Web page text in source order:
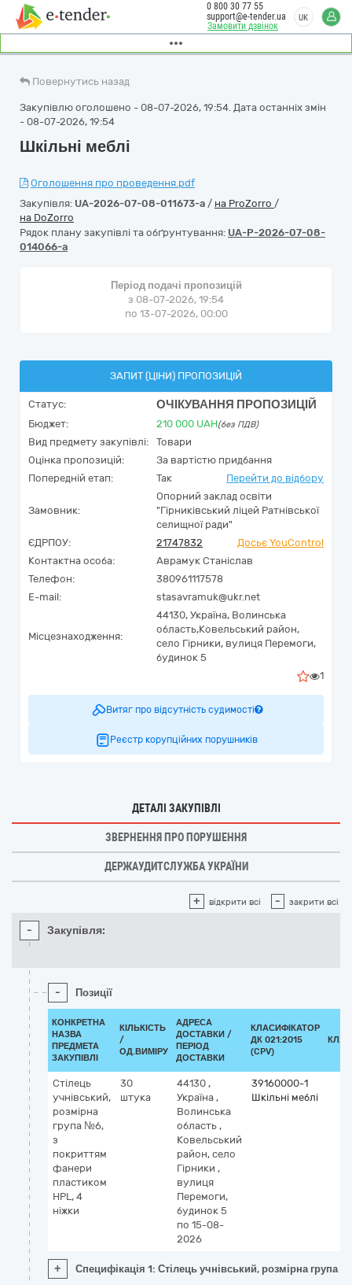
Замовити дзвінок
0 800 30 77 55
support@e-tender.ua
UK
Повернутись назад
Закупівлю оголошено - 08-07-2026, 19:54. Дата останніх змін
- 08-07-2026, 19:54
Шкільні меблі
Оголошення про проведення.pdf
Закупівля: UA-2026-07-08-011673-a / на ProZorro /
на DoZorro
Рядок плану закупівлі та обґрунтування: UA-P-2026-07-08-
014066-a
Період подачі пропозицій
з 08-07-2026, 19:54
по 13-07-2026, 00:00
ЗАПИТ (ЦІНИ) ПРОПОЗИЦІЙ
Статус: ОЧІКУВАННЯ ПРОПОЗИЦІЙ
Бюджет: 210 000 UAH(без ПДВ)
Вид предмету закупівлі:
Товари
Оцінка пропозицій:
За вартістю придбання
Попередній етап:
Так Перейти до відбору
Замовник:
Опорний заклад освіти
"Гірниківський ліцей Ратнівської
селищної ради"
ЄДРПОУ:
21747832
Досьє YouControl
Контактна особа:
Аврамук Станіслав
Телефон:
380961117578
E-mail:
stasavramuk@ukr.net
Місцезнаходження:
44130, Україна, Волинська
область,Ковельський район,
село Гірники, вулиця Перемоги,
будинок 5
1
Витяг про відсутність судимості
Реєстр корупційних порушників
ДЕТАЛІ ЗАКУПІВЛІ
ЗВЕРНЕННЯ ПРО ПОРУШЕННЯ
ДЕРЖАУДИТСЛУЖБА УКРАЇНИ
+ відкрити всі - закрити всі
- Закупівля:
- Позиції
КОНКРЕТНА
НАЗВА
ПРЕДМЕТА
ЗАКУПІВЛІ
КІЛЬКІСТЬ
/
ОД.ВИМІРУ
АДРЕСА
ДОСТАВКИ /
ПЕРІОД
ДОСТАВКИ
КЛАСИФІКАТОР
ДК 021:2015
(CPV)
Стілець
учнівський,
розмірна
група №6,
з
покриттям
фанери
пластиком
HPL, 4
ніжки
30
штука
44130 ,
Україна ,
Волинська
область ,
Ковельський
район, село
Гірники ,
вулиця
Перемоги,
будинок 5
по 15-08-
2026
39160000-1
Шкільні меблі
+ Специфікація 1: Стілець учнівський, розмірна